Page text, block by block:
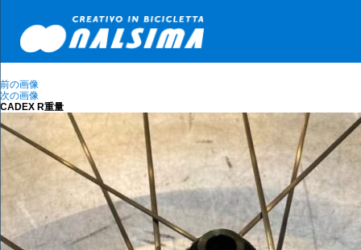
前の画像
次の画像
CADEX R重量